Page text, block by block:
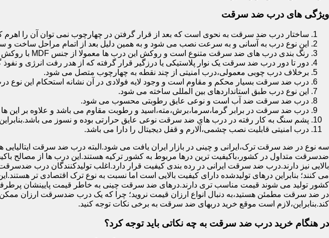
ویژگی های درب ضد سرقت
ساختار درب ضد سرقت به نحوی است که بعد از قرار گرفتن در چهارچوب نمی توان آن را اهرم
این نوع درب به آسانی و به سرعت نصب می شود و به همین دلیل بعد از اتمام مراحل ساخت
رنگ بندی درب های ضد سرقت متنوع است و روکش این درب ها معمولا از جنس MDF با روکش رنگ یا PVC می باشد.
دور تا دور درب ضد سرقت یک نوار پلاستیکی یا درزگیر قرار گرفته که از هدر رفت انرژی و
برخلاف درب چوبی معمولی،درب امنیتی از چند نقطه به چهارچوب متصل می شود.
درب ضد سرقت بسیار محکم و مقاوم است و وجود لایه فولادی در آن نشانه استحکام این نوع
این نوع درب طبق استانداردهای بین المللی ساخته می شود.
درب ضد سرقت ضد آب است و نوعی عایق رطوبتی محسوب می شود.
درب ضد سرقت در برابر گرما،سرما،برش،مته،اسید و رطوبت مقاوم می باشد و علاوه بر این
پشم سنگ به کار رفته در درب های ضد سرقت نوعی عایق حرارتی بوده و نسوز می
درب امنیتی قابلیت نصب چشمی،آلارم و قفل دیجیتال را دارا می باشد.
سه نوع در ضد سرقت ترک،ایرانی و چینی در بازار ایران یافت می شود.البته درب ضد سرقت ایتالیایی
ضدسرقت متداول در کشور،باکیفیت ترین درها مربوط به کشور ترکیه هستند.این درب ها از مصالح
بالایی نیز دارند.درب ضد سرقت ایرانی در رده بندی کیفیت قرار دارد.اغلب تولیدکنندگان درب ضدسرقت
می کنند؛ بنابراین درهای تولیدشده دارای کیفیت بالایی است اما نسبت به نوع ترک اقتصادی تر
کشور تولید می شوند قیمت مناسب تری دارند.درهای ضد سرقت چینی به خاطر قیمت پایینشان
در ضد سرقت مطمئن هستید،به دنبال انواع ارزان قیمت نروید؛ چرا که یک درب ضدسرقت ارزان
کند.بنابراین،لازم است موقع خرید دربهای ضد سرقت به برخی نکات توجه کنید.
در هنگام خرید درب ضد سرقت به چه نکاتی باید توجه کرد؟